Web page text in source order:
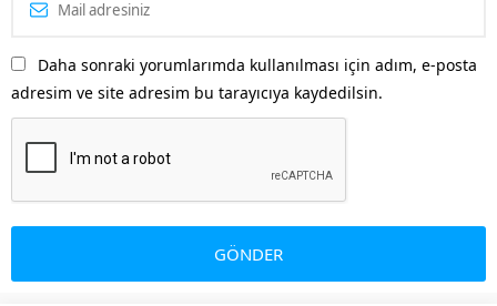
Daha sonraki yorumlarımda kullanılması için adım, e-posta
adresim ve site adresim bu tarayıcıya kaydedilsin.